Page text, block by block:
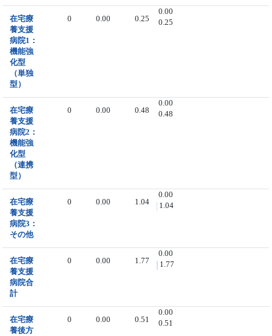
在宅療
養支援
病院1：
機能強
化型
（単独
型）
0 0.00 0.25
0.00
0.25
在宅療
養支援
病院2：
機能強
化型
（連携
型）
0 0.00 0.48
0.00
0.48
在宅療
養支援
病院3：
その他
0 0.00 1.04
0.00
1.04
在宅療
養支援
病院合
計
0 0.00 1.77
0.00
1.77
在宅療
養後方
0 0.00 0.51
0.00
0.51